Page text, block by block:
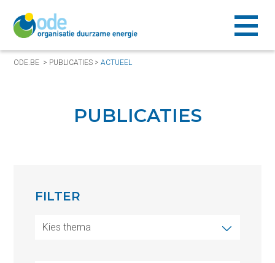
ODE.BE > PUBLICATIES >ACTUEEL
PUBLICATIES
FILTER